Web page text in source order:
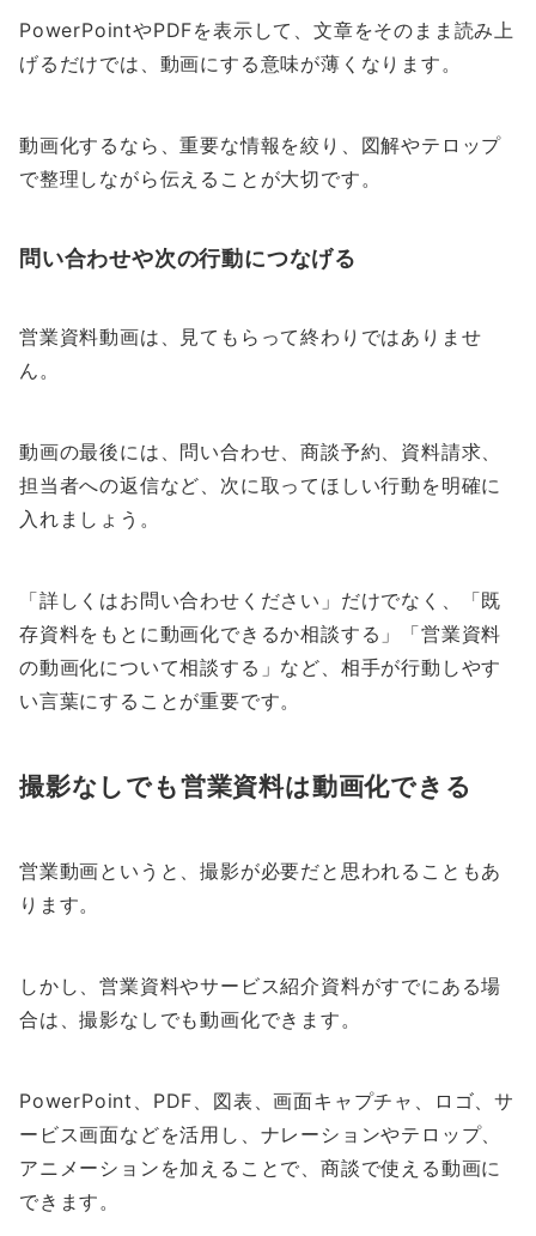
PowerPointやPDFを表示して、文章をそのまま読み上
げるだけでは、動画にする意味が薄くなります。
動画化するなら、重要な情報を絞り、図解やテロップ
で整理しながら伝えることが大切です。
問い合わせや次の行動につなげる
営業資料動画は、見てもらって終わりではありませ
ん。
動画の最後には、問い合わせ、商談予約、資料請求、
担当者への返信など、次に取ってほしい行動を明確に
入れましょう。
「詳しくはお問い合わせください」だけでなく、「既
存資料をもとに動画化できるか相談する」「営業資料
の動画化について相談する」など、相手が行動しやす
い言葉にすることが重要です。
撮影なしでも営業資料は動画化できる
営業動画というと、撮影が必要だと思われることもあ
ります。
しかし、営業資料やサービス紹介資料がすでにある場
合は、撮影なしでも動画化できます。
PowerPoint、PDF、図表、画面キャプチャ、ロゴ、サ
ービス画面などを活用し、ナレーションやテロップ、
アニメーションを加えることで、商談で使える動画に
できます。